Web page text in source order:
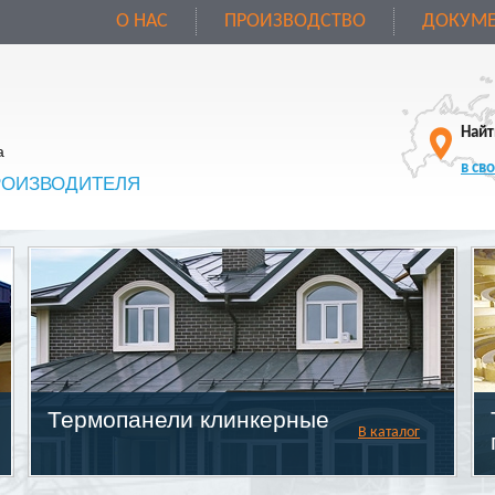
О НАС ПРОИЗВОДСТВО
в
Термопанели клинкерные
В каталог